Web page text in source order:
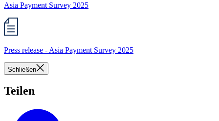
Asia Payment Survey 2025
Press release - Asia Payment Survey 2025
Schließen
Teilen